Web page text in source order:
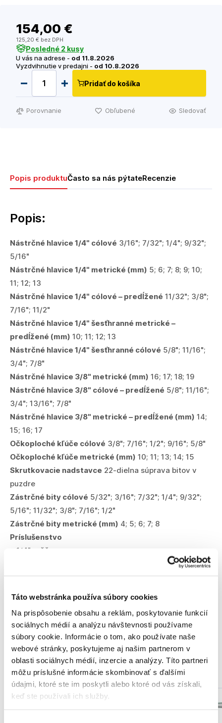
Táto webstránka používa súbory cookies
Na prispôsobenie obsahu a reklám, poskytovanie funkcií
sociálnych médií a analýzu návštevnosti používame
súbory cookie. Informácie o tom, ako používate naše
webové stránky, poskytujeme aj našim partnerom v
oblasti sociálnych médií, inzercie a analýzy. Títo partneri
môžu príslušné informácie skombinovať s ďalšími
údajmi, ktoré ste im poskytli alebo ktoré od vás získali,
keď ste používali ich služby.
154,00 €
125,20 € bez DPH
Posledné 2 kusy
U vás na adrese - od 11.8.2026
Vyzdvihnutie v predajni - od 10.8.2026
Pridať do košíka
Porovnanie Obľubené Sledovať
Popis produktuČasto sa nás pýtateRecenzie
Popis:
Nástrčné hlavice 1/4" cólové 3/16"; 7/32"; 1/4"; 9/32";
5/16"
Nástrčné hlavice 1/4" metrické (mm) 5; 6; 7; 8; 9; 10;
11; 12; 13
Nástrčné hlavice 1/4" cólové – predĺžené 11/32"; 3/8";
7/16"; 11/2"
Nástrčné hlavice 1/4" šesťhranné metrické –
predĺžené (mm) 10; 11; 12; 13
Nástrčné hlavice 1/4" šesťhranné cólové 5/8"; 11/16";
3/4"; 7/8"
Nástrčné hlavice 3/8" metrické (mm) 16; 17; 18; 19
Nástrčné hlavice 3/8" cólové – predĺžené 5/8"; 11/16";
3/4"; 13/16"; 7/8"
Nástrčné hlavice 3/8" metrické – predĺžené (mm) 14;
15; 16; 17
Očkoploché kľúče cólové 3/8"; 7/16"; 1/2"; 9/16"; 5/8"
Očkoploché kľúče metrické (mm) 10; 11; 13; 14; 15
Skrutkovacie nadstavce 22-dielna súprava bitov v
puzdre
Zástrčné bity cólové 5/32"; 3/16"; 7/32"; 1/4"; 9/32";
5/16"; 11/32"; 3/8"; 7/16"; 1/2"
Zástrčné bity metrické (mm) 4; 5; 6; 7; 8
Príslušenstvo
• 1/4" račňa
• 3/8" hlavica na zapaľovacie sviečky: 16 mm
• 28 ks metrických a cólových inbusových kľúčov
• 1/4" skrutkovacia rukoväť
Podobné produkty